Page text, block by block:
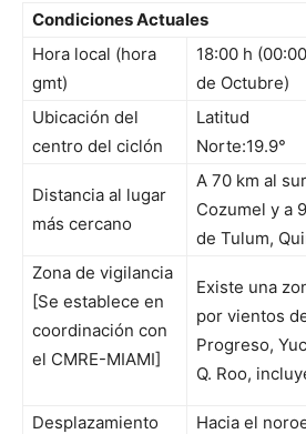
Condiciones Actuales
Hora local (hora
gmt)
18:00 h
de Octubre)
Ubicación del
centro del ciclón
Latitud
Norte:19.9°
Distancia al lugar
más cercano
A 70 km al
Cozumel y a
de Tulum,
Zona de vigilancia
[Se establece en
coordinación con
el CMRE-MIAMI]
Existe una
por vientos
Progreso,
Q. Roo,
Desplazamiento
Hacia el